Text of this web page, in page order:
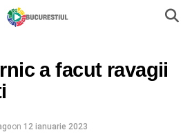
a facut ravagii
on 12 ianuarie 2023